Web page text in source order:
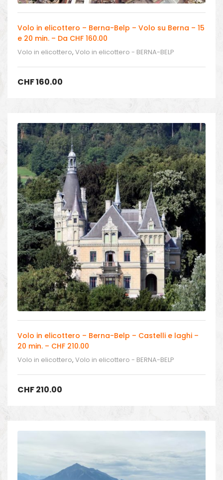
Volo in elicottero – Berna-Belp – Volo su Berna – 15
e 20 min. – Da CHF 160.00
Volo in elicottero, Volo in elicottero - BERNA-BELP
CHF160.00
Volo in elicottero – Berna-Belp – Castelli e laghi –
20 min. – CHF 210.00
Volo in elicottero, Volo in elicottero - BERNA-BELP
CHF210.00